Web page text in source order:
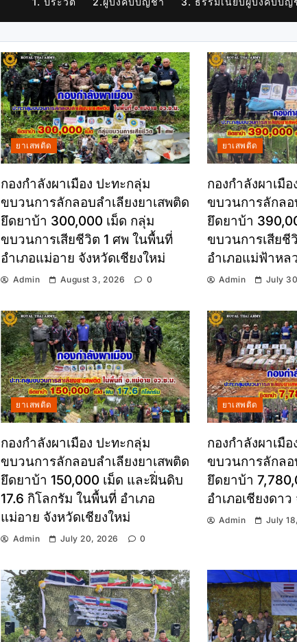
ยาเสพติด
กองกำลังผาเมือง ปะทะกลุ่ม
ขบวนการลักลอบลำเลียงยาเสพติด
ยึดยาบ้า 300,000 เม็ด กลุ่ม
ขบวนการเสียชีวิต 1 ศพ ในพื้นที่
อำเภอแม่อาย จังหวัดเชียงใหม่
Admin August 3, 2026 0
ยาเสพติด
กองกำลังผาเมื
ขบวนการลักลอ
ยึดยาบ้า
ขบวนการเสีย
อำเภอแม่ฟ้าหล
Admin July
ยาเสพติด
กองกำลังผาเมือง ปะทะกลุ่ม
ขบวนการลักลอบลำเลียงยาเสพติด
ยึดยาบ้า 150,000 เม็ด และฝิ่นดิบ
17.6 กิโลกรัม ในพื้นที่ อำเภอ
แม่อาย จังหวัดเชียงใหม่
Admin July 20, 2026 0
ยาเสพติด
กองกำลังผาเมื
ขบวนการลักลอ
ยึดยาบ้า
อำเภอเชียงดา
Admin July